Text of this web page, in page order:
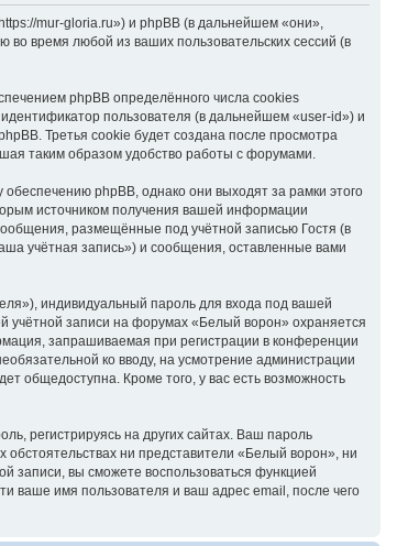
mur-gloria.ru») и phpBB (в дальнейшем «они»,
время любой из ваших пользовательских сессий (в
phpBB определённого числа cookies
пользователя (в дальнейшем «user-id») и
Третья cookie будет создана после просмотра
таким образом удобство работы с форумами.
phpBB, однако они выходят за рамки этого
источником получения вашей информации
размещённые под учётной записью Гостя (в
учётная запись») и сообщения, оставленные вами
индивидуальный пароль для входа под вашей
записи на форумах «Белый ворон» охраняется
запрашиваемая при регистрации в конференции
ко вводу, на усмотрение администрации
общедоступна. Кроме того, у вас есть возможность
регистрируясь на других сайтах. Ваш пароль
обстоятельствах ни представители «Белый ворон», ни
записи, вы сможете воспользоваться функцией
ваше имя пользователя и ваш адрес email, после чего